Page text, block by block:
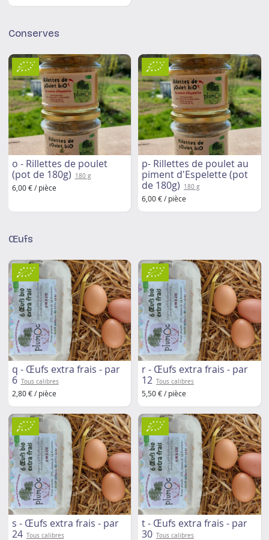
Conserves
o - Rillettes de poulet
(pot de 180g)
180 g
6,00 € / pièce
p- Rillettes de poulet au
piment d'Espelette (pot
de 180g)
180 g
6,00 € / pièce
Œufs
q - Œufs extra frais - par
6 Tous calibres
2,80 € / pièce
r - Œufs extra frais - par
12 Tous calibres
5,50 € / pièce
s - Œufs extra frais - par
24 Tous calibres
t - Œufs extra frais - par
30 Tous calibres